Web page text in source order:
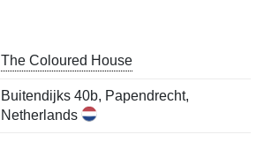
The Coloured House
Buitendijks 40b, Papendrecht,
Netherlands